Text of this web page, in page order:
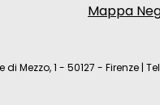
Mappa
Mezzo, 1 - 50127 - Firenze |